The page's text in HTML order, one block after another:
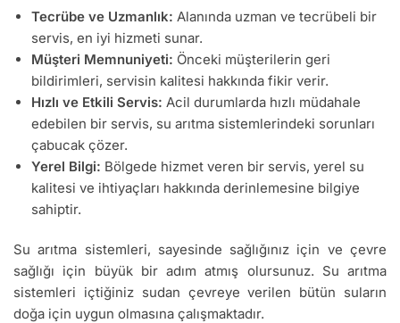
Tecrübe ve Uzmanlık: Alanında uzman ve tecrübeli bir
servis, en iyi hizmeti sunar.
Müşteri Memnuniyeti: Önceki müşterilerin geri
bildirimleri, servisin kalitesi hakkında fikir verir.
Hızlı ve Etkili Servis: Acil durumlarda hızlı müdahale
edebilen bir servis, su arıtma sistemlerindeki sorunları
çabucak çözer.
Yerel Bilgi: Bölgede hizmet veren bir servis, yerel su
kalitesi ve ihtiyaçları hakkında derinlemesine bilgiye
sahiptir.
Su arıtma sistemleri, sayesinde sağlığınız için ve çevre
sağlığı için büyük bir adım atmış olursunuz. Su arıtma
sistemleri içtiğiniz sudan çevreye verilen bütün suların
doğa için uygun olmasına çalışmaktadır.